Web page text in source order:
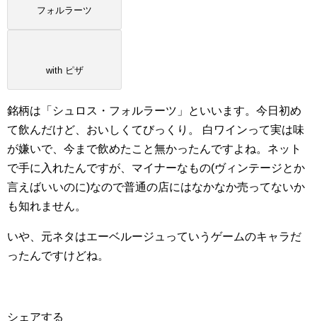
フォルラーツ
with ピザ
銘柄は「シュロス・フォルラーツ」といいます。今日初め
て飲んだけど、おいしくてびっくり。
白ワインって実は味
が嫌いで、今まで飲めたこと無かったんですよね。ネット
で手に入れたんですが、マイナーなもの(ヴィンテージとか
言えばいいのに)なので普通の店にはなかなか売ってないか
も知れません。
いや、元ネタはエーベルージュっていうゲームのキャラだ
ったんですけどね。
シェアする